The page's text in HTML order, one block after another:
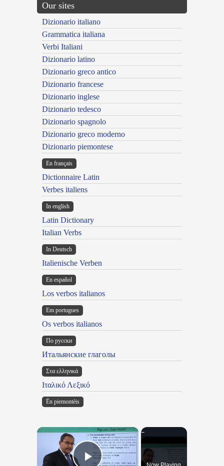
Our sites
Dizionario italiano
Grammatica italiana
Verbi Italiani
Dizionario latino
Dizionario greco antico
Dizionario francese
Dizionario inglese
Dizionario tedesco
Dizionario spagnolo
Dizionario greco moderno
Dizionario piemontese
En français
Dictionnaire Latin
Verbes italiens
In english
Latin Dictionary
Italian Verbs
In Deutsch
Italienische Verben
En español
Los verbos italianos
Em portugues
Os verbos italianos
По русски
Итальянские глаголы
Στα ελληνικά
Ιταλικό Λεξικό
Ën piemontèis
×